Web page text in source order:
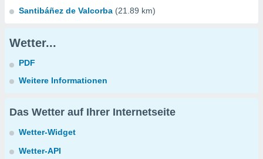
Santibáñez de Valcorba (21.89 km)
Wetter...
PDF
Weitere Informationen
Das Wetter auf Ihrer Internetseite
Wetter-Widget
Wetter-API